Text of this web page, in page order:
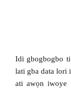
Idi gbogbogbo
lati gba data lori
ati awọn